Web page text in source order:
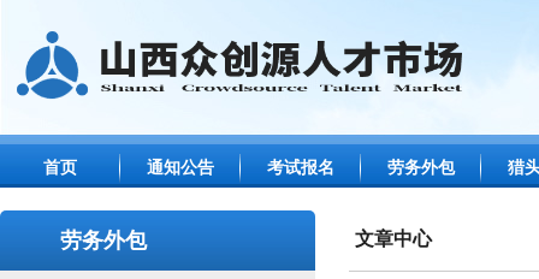
首页 通知公告 考试报名 劳务外包 猎
劳务外包 文章中心